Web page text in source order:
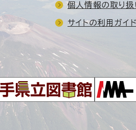
個人情報の取り扱
サイトの利用ガイド